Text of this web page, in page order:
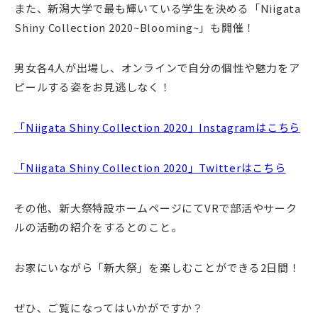
また、新潟大学で最も輝いている学生を決める「Niigata
Shiny Collection 2020~Blooming~」も開催！
男女各4人が出場し、オンラインで自分の個性や魅力をア
ピールする姿をお見逃しなく！
「Niigata Shiny Collection 2020」Instagramはこちら
「Niigata Shiny Collection 2020」Twitterはこちら
その他、新大祭特設ホームページにてVRで部活やサーク
ルの活動の紹介をするとのこと。
お家にいながら「新大祭」を楽しむことができる2日間！
ぜひ、ご覧になってはいかがですか？